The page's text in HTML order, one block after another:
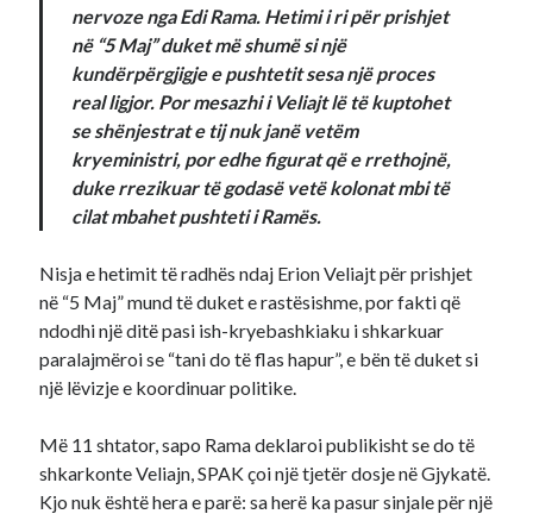
nervoze nga Edi Rama. Hetimi i ri për prishjet
në “5 Maj” duket më shumë si një
kundërpërgjigje e pushtetit sesa një proces
real ligjor. Por mesazhi i Veliajt lë të kuptohet
se shënjestrat e tij nuk janë vetëm
kryeministri, por edhe figurat që e rrethojnë,
duke rrezikuar të godasë vetë kolonat mbi të
cilat mbahet pushteti i Ramës.
Nisja e hetimit të radhës ndaj Erion Veliajt për prishjet
në “5 Maj” mund të duket e rastësishme, por fakti që
ndodhi një ditë pasi ish-kryebashkiaku i shkarkuar
paralajmëroi se “tani do të flas hapur”, e bën të duket si
një lëvizje e koordinuar politike.
Më 11 shtator, sapo Rama deklaroi publikisht se do të
shkarkonte Veliajn, SPAK çoi një tjetër dosje në Gjykatë.
Kjo nuk është hera e parë: sa herë ka pasur sinjale për një